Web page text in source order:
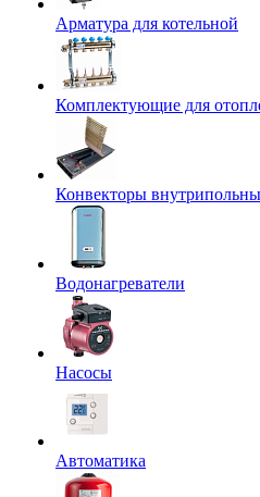
Арматура для котельной
Комплектующие для
Конвекторы
Водонагреватели
Насосы
Автоматика